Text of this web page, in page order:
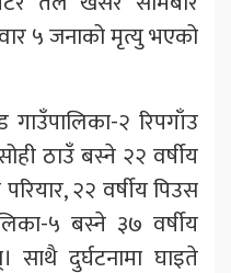
५ जनाको मृत्यु भएको
२ रिपगाँउ
ठाउँ बस्ने २२ वर्षीय
२२ वर्षीय पिउस
५ बस्ने ३७ वर्षीय
दुर्घटनामा घाइते